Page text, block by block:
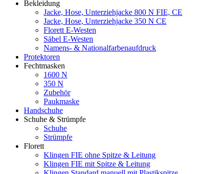
Bekleidung
Jacke, Hose, Unterziehjacke 800 N FIE, CE
Jacke, Hose, Unterziehjacke 350 N CE
Florett E-Westen
Säbel E-Westen
Namens- & Nationalfarbenaufdruck
Protektoren
Fechtmasken
1600 N
350 N
Zubehör
Paukmaske
Handschuhe
Schuhe & Strümpfe
Schuhe
Strümpfe
Florett
Klingen FIE ohne Spitze & Leitung
Klingen FIE mit Spitze & Leitung